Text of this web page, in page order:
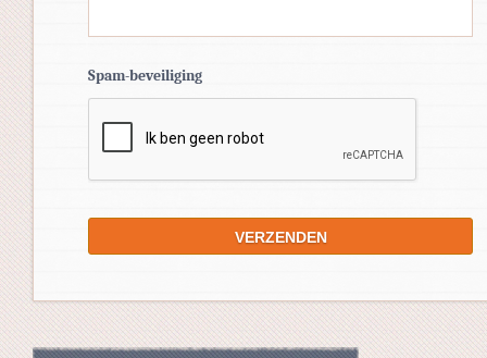
Spam-beveiliging